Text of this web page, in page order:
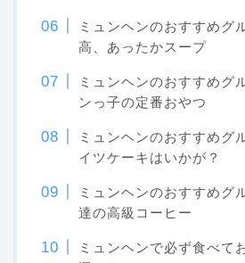
ミュンヘンのおすすめ
高、あったかスープ
ミュンヘンのおすすめ
ンっ子の定番おやつ
ミュンヘンのおすすめ
イツケーキはいかが？
ミュンヘンのおすすめ
達の高級コーヒー
ミュンヘンで必ず食べて